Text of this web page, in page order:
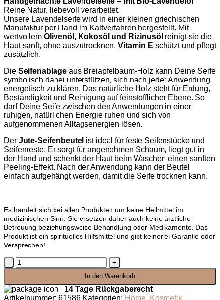
Reine Natur, liebevoll verarbeitet.
Unsere Lavendelseife wird in einer kleinen griechischen
Manufaktur per Hand im Kaltverfahren hergestellt. Mit
wertvollem Olivenöl, Kokosöl und Rizinusöl reinigt sie die
Haut sanft, ohne auszutrocknen. Vitamin E schützt und pflegt
zusätzlich.
Die Seifenablage aus Breiapfelbaum-Holz kann Deine Seife
symbolisch dabei unterstützen, sich nach jeder Anwendung
energetisch zu klären. Das natürliche Holz steht für Erdung,
Beständigkeit und Reinigung auf feinstofflicher Ebene. So
darf Deine Seife zwischen den Anwendungen in einer
ruhigen, natürlichen Energie ruhen und sich von
aufgenommenen Alltagsenergien lösen.
Der Jute-Seifenbeutel ist ideal für feste Seifenstücke und
Seifenreste. Er sorgt für angenehmen Schaum, liegt gut in
der Hand und schenkt der Haut beim Waschen einen sanften
Peeling-Effekt. Nach der Anwendung kann der Beutel
einfach aufgehängt werden, damit die Seife trocknen kann.
Es handelt sich bei allen Produkten um keine Heilmittel im
medizinischen Sinn. Sie ersetzen daher auch keine ärztliche
Betreuung beziehungsweise Behandlung oder Medikamente. Das
Produkt ist ein spirituelles Hilfsmittel und gibt keinerlei Garantie oder
Versprechen!
Lavendel
Ruhe
Menge
In den Warenkorb
14 Tage Rückgaberecht
Artikelnummer: 61586 Kategorien: Home, Kosmetik